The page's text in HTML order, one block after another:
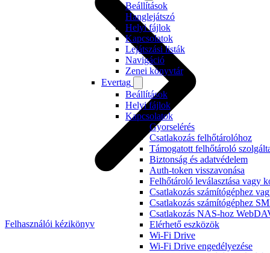
Beállítások
Hanglejátszó
Helyi fájlok
Kapcsolatok
Lejátszási listák
Navigáció
Zenei könyvtár
Evertag
Beállítások
Helyi fájlok
Kapcsolatok
Gyorselérés
Csatlakozás felhőtárolóhoz
Támogatott felhőtároló
Biztonság és adatvédelem
Auth-token visszavonása
Felhőtároló leválasztása vagy
Csatlakozás számítógéphez
Csatlakozás számítógéphez
Csatlakozás NAS-hoz
Elérhető eszközök
Wi-Fi Drive
Wi-Fi Drive engedélyezése
Felhasználói kézikönyv